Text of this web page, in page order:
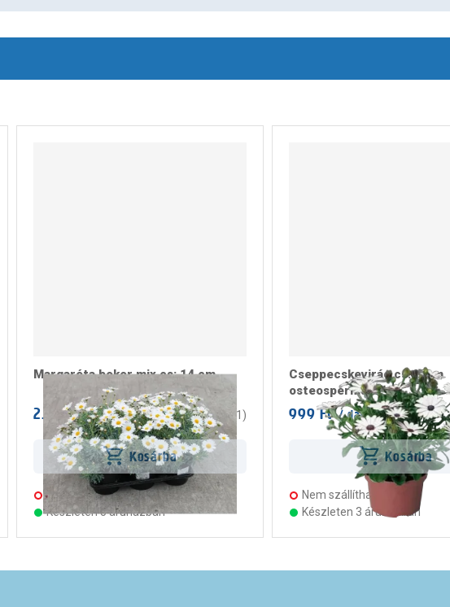
Margaréta bokor mix cs: 14 cm
2.999 Ft / darab 1 1 )
Kosárba
Nem szállítható
Készleten 5 áruházban
Cseppecskevirág cs:12cm
osteospermum
999 Ft / darab
Kosárba
Nem szállítható
Készleten 3 áruházban